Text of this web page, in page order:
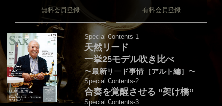
無料会員登録 有料会員登録
Special Contents-1
天然リード
一挙25モデル吹き比べ
〜最新リード事情［アルト編］〜
Special Contents-2
合奏を覚醒させる “架け橋”
Special Contents-3